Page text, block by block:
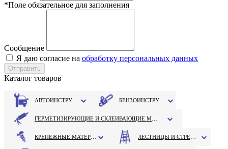
*Поле обязательное для заполнения
Сообщение
Я даю согласие на обработку персональных данных
Каталог товаров